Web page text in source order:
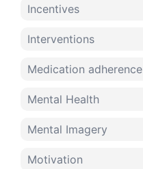
Incentives
Interventions
Medication adherence
Mental Health
Mental Imagery
Motivation